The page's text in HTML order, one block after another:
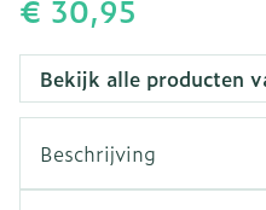
€ 30,95
Bekijk alle producten
Beschrijving